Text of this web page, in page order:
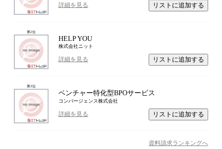
詳細を見る リストに追加する
第2位
HELP YOU
株式会社ニット
詳細を見る リストに追加する
第3位
ベンチャー特化型BPOサービス
コンバージェンス株式会社
詳細を見る リストに追加する
資料請求ランキングへ